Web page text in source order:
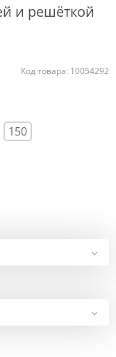
и решёткой
Код товара: 10054292
150